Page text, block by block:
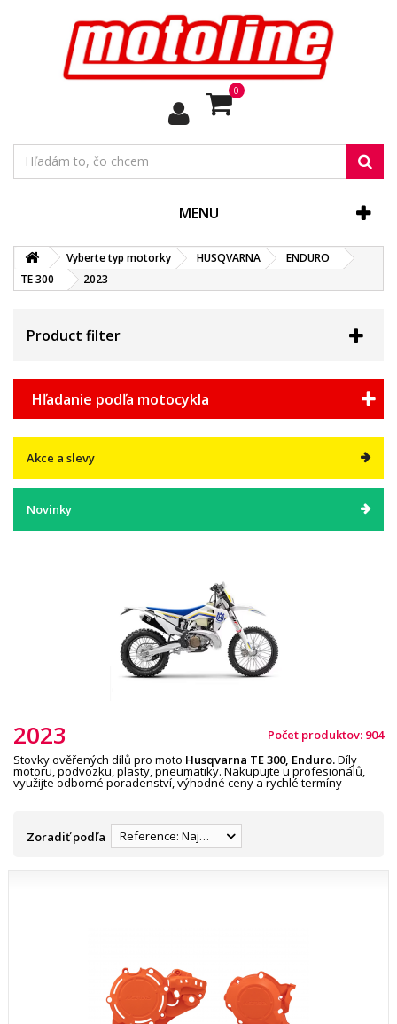
0
MENU
Vyberte typ motorky HUSQVARNA
ENDURO
TE 300
2023
Product filter
Hľadanie podľa motocykla
Akce a slevy
Novinky
2023
Počet produktov: 904
Stovky ověřených dílů pro moto Husqvarna TE300, Enduro.Díly
motoru, podvozku, plasty, pneumatiky. Nakupujte u profesionálů,
využijte odborné poradenství, výhodné ceny a rychlé termíny
Zoradiť podľa Reference: Najnižšia